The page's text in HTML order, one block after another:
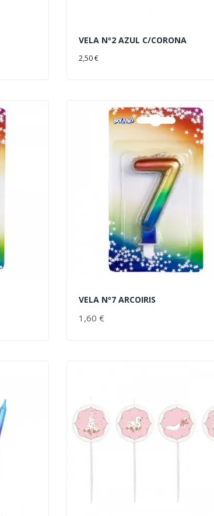
VELA Nº2 AZUL C/CORONA
2,50 €
VELA Nº7 ARCOIRIS
1,60 €AÑADIR AL CARRITO